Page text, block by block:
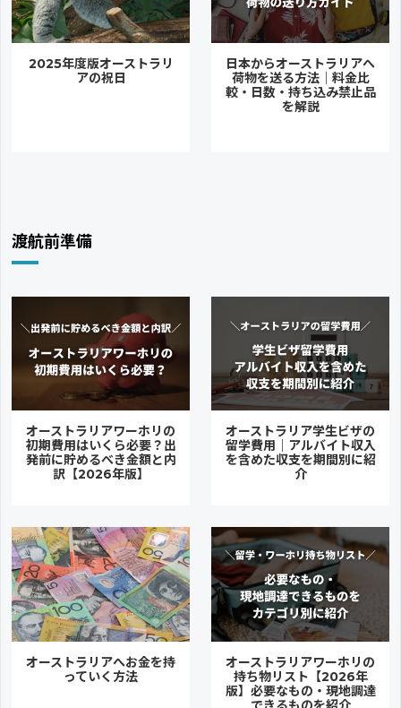
2025年度版オーストラリ
アの祝日
日本からオーストラリアへ
荷物を送る方法｜料金比
較・日数・持ち込み禁止品
を解説
渡航前準備
オーストラリアワーホリの
初期費用はいくら必要？出
発前に貯めるべき金額と内
訳【2026年版】
オーストラリア学生ビザの
留学費用｜アルバイト収入
を含めた収支を期間別に紹
介
オーストラリアへお金を持
っていく方法
オーストラリアワーホリの
持ち物リスト【2026年
版】必要なもの・現地調達